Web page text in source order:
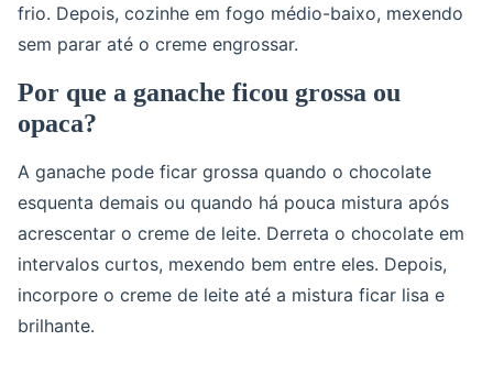
frio. Depois, cozinhe em fogo médio-baixo, mexendo
sem parar até o creme engrossar.
Por que a ganache ficou grossa ou
opaca?
A ganache pode ficar grossa quando o chocolate
esquenta demais ou quando há pouca mistura após
acrescentar o creme de leite. Derreta o chocolate em
intervalos curtos, mexendo bem entre eles. Depois,
incorpore o creme de leite até a mistura ficar lisa e
brilhante.